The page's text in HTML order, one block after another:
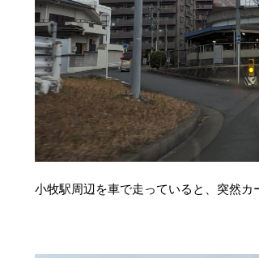
小牧駅周辺を車で走っていると、突然カ